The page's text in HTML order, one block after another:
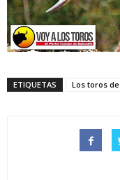
ETIQUETAS Los toros